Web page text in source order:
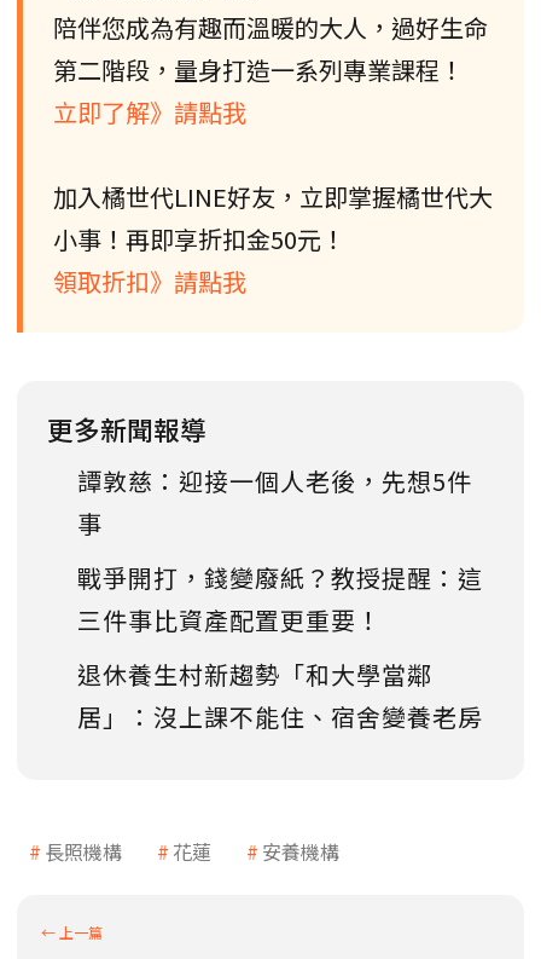
陪伴您成為有趣而溫暖的大人，過好生命
第二階段，量身打造一系列專業課程！
立即了解》請點我
加入橘世代LINE好友，立即掌握橘世代大
小事！再即享折扣金50元！
領取折扣》請點我
更多新聞報導
譚敦慈：迎接一個人老後，先想5件
事
戰爭開打，錢變廢紙？教授提醒：這
三件事比資產配置更重要！
退休養生村新趨勢「和大學當鄰
居」：沒上課不能住、宿舍變養老房
長照機構 花蓮 安養機構